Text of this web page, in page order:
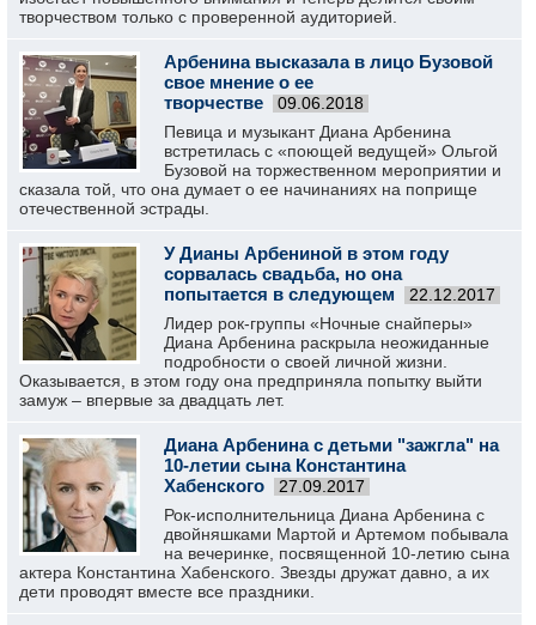
творчеством только с проверенной аудиторией.
Арбенина высказала в лицо Бузовой
свое мнение о ее
творчестве
09.06.2018
Певица и музыкант Диана Арбенина
встретилась с «поющей ведущей» Ольгой
Бузовой на торжественном мероприятии и
сказала той, что она думает о ее начинаниях на поприще
отечественной эстрады.
У Дианы Арбениной в этом году
сорвалась свадьба, но она
попытается в следующем
22.12.2017
Лидер рок-группы «Ночные снайперы»
Диана Арбенина раскрыла неожиданные
подробности о своей личной жизни.
Оказывается, в этом году она предприняла попытку выйти
замуж – впервые за двадцать лет.
Диана Арбенина с детьми "зажгла" на
10-летии сына Константина
Хабенского
27.09.2017
Рок-исполнительница Диана Арбенина с
двойняшками Мартой и Артемом побывала
на вечеринке, посвященной 10-летию сына
актера Константина Хабенского. Звезды дружат давно, а их
дети проводят вместе все праздники.